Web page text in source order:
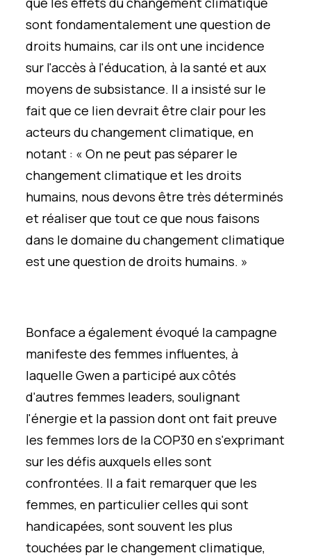
sont fondamentalement une question de
droits humains, car ils ont une incidence
sur l'accès à l'éducation, à la santé et aux
moyens de subsistance. Il a insisté sur le
fait que ce lien devrait être clair pour les
acteurs du changement climatique, en
notant : « On ne peut pas séparer le
changement climatique et les droits
humains, nous devons être très déterminés
et réaliser que tout ce que nous faisons
dans le domaine du changement climatique
est une question de droits humains. »
Bonface a également évoqué lacampagne
manifeste des femmes influentes, à
laquelle Gwen a participé aux côtés
d'autres femmes leaders, soulignant
l'énergie et la passion dont ont fait preuve
les femmes lors de la COP30 en s'exprimant
sur les défis auxquels elles sont
confrontées. Il a fait remarquer que les
femmes, en particulier celles qui sont
handicapées, sont souvent les plus
touchées par le changement climatique,